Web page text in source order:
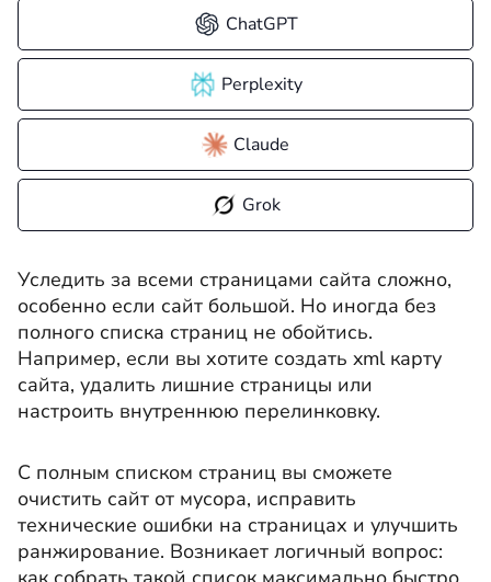
ChatGPT
Perplexity
Claude
Grok
Уследить за всеми страницами сайта сложно,
особенно если сайт большой. Но иногда без
полного списка страниц не обойтись.
Например, если вы хотите создать xml карту
сайта, удалить лишние страницы или
настроить внутреннюю перелинковку.
С полным списком страниц вы сможете
очистить сайт от мусора, исправить
технические ошибки на страницах и улучшить
ранжирование. Возникает логичный вопрос: